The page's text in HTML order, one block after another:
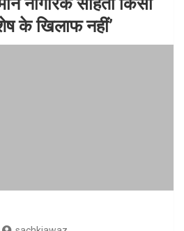
के खिलाफ नहीं’